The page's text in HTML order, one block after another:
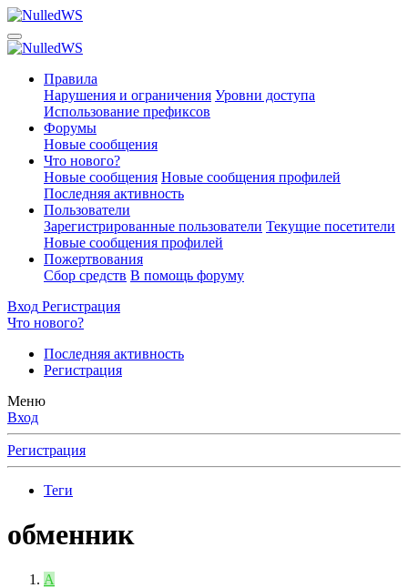
Правила
Нарушения и ограничения Уровни доступа
Использование префиксов
Форумы
Новые сообщения
Что нового?
Новые сообщения Новые сообщения профилей
Последняя активность
Пользователи
Зарегистрированные пользователи Текущие посетители
Новые сообщения профилей
Пожертвования
Сбор средств В помощь форуму
Вход Регистрация
Что нового?
Последняя активность
Регистрация
Меню
Вход
Регистрация
Теги
обменник
A